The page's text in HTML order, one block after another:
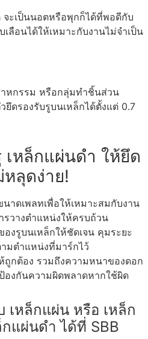
ะเป็นนอตหรือพุกก็ได้ที่พอดีกับ
ลือนได้ให้เหมาะกับงานไม่จำเป็น
หกรรม หรือกลุ่มทำชิ้นส่วน
ยึดรองรับรูบนเหล็กได้ตั้งแต่ 0.7
เหล็กแผ่นดำ ให้ยึด
ลุดง่าย!
นาดเพลทเพื่อให้เหมาะสมกับงาน
รวางตำแหน่งให้ครบถ้วน
องรูบนเหล็กให้ชัดเจน คุมระยะ
มตำแหน่งที่มาร์กไว้
ถูกต้อง รวมถึงความหนาของดอก
องกันความผิดพลาดหากใช้ผิด
เหล็กแผ่น หรือ เหล็ก
แผ่นดำ ได้ที่ SBB